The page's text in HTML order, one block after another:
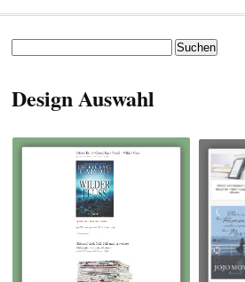
Design Auswahl